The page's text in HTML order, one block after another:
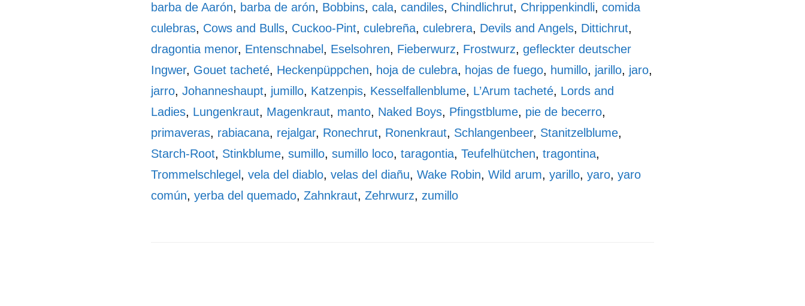
barba de Aarón, barba de arón, Bobbins, cala, candiles, Chindlichrut, Chrippenkindli, comida
culebras, Cows and Bulls, Cuckoo-Pint, culebreña, culebrera, Devils and Angels, Dittichrut,
dragontia menor, Entenschnabel , Eselsohren, Fieberwurz, Frostwurz, gefleckter deutscher
Ingwer, Gouet tacheté, Heckenpüppchen, hoja de culebra, hojas de fuego, humillo, jarillo, jaro,
jarro, Johanneshaupt, jumillo, Katzenpis, Kesselfallenblume, L’Arum tacheté, Lords and
Ladies, Lungenkraut, Magenkraut, manto, Naked Boys, Pfingstblume, pie de becerro,
primaveras, rabiacana, rejalgar, Ronechrut, Ronenkraut, Schlangenbeer, Stanitzelblume,
Starch-Root, Stinkblume, sumillo, sumillo loco, taragontia, Teufelhütchen, tragontina,
Trommelschlegel , vela del diablo, velas del diañu, Wake Robin, Wild arum, yarillo, yaro, yaro
común, yerba del quemado, Zahnkraut, Zehrwurz, zumillo